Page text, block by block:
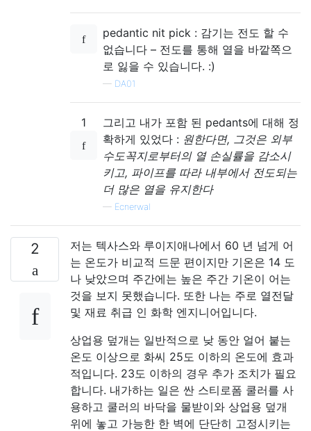
pedantic nit pick : 감기는 전도 할 수
없습니다 – 전도를 통해 열을 바깥쪽으
로 잃을 수 있습니다. :)
— DA01
1
그리고 내가 포함 된 pedants에 대해 정
확하게 있었다 : 원한다면, 그것은 외부
수도꼭지로부터의 열 손실률을 감소시
키고, 파이프를 따라 내부에서 전도되는
더 많은 열을 유지한다
— Ecnerwal
2
저는 텍사스와 루이지애나에서 60 년 넘게 어
는 온도가 비교적 드문 편이지만 기온은 14 도
나 낮았으며 주간에는 높은 주간 기온이 어는
것을 보지 못했습니다. 또한 나는 주로 열전달
및 재료 취급 인 화학 엔지니어입니다.
상업용 덮개는 일반적으로 낮 동안 얼어 붙는
온도 이상으로 화씨 25도 이하의 온도에 효과
적입니다. 23도 이하의 경우 추가 조치가 필요
합니다. 내가하는 일은 싼 스티로폼 쿨러를 사
용하고 쿨러의 바닥을 물받이와 상업용 덮개
위에 놓고 가능한 한 벽에 단단히 고정시키는